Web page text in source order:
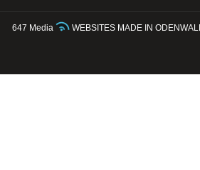
647 Media WEBSITES MADE IN